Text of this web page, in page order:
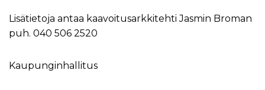
Lisätietoja antaa kaavoitusarkkitehti Jasmin Broman
puh. 040 506 2520
Kaupunginhallitus